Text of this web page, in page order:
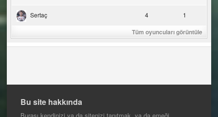
Sertaç 4 1
Tüm oyuncuları görüntüle
Bu site hakkında